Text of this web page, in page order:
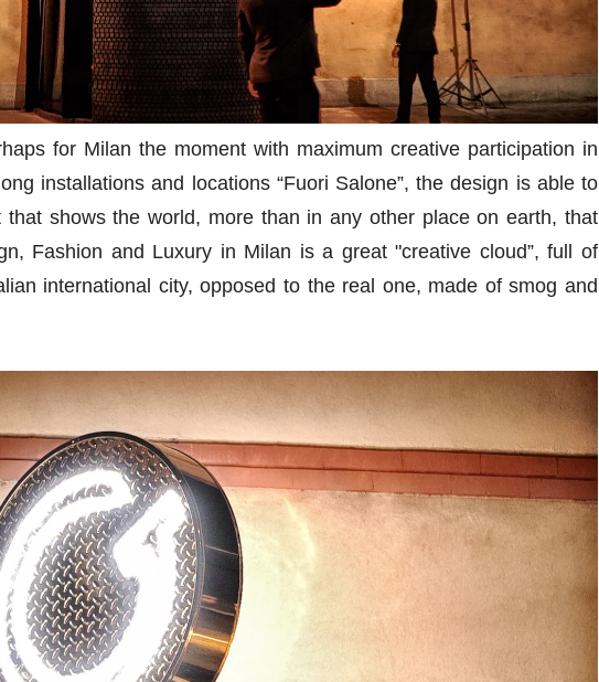
for Milan the moment with maximum creative participation in
installations and locations “Fuori Salone”, the design is able to
shows the world, more than in any other place on earth, that
Fashion and Luxury in Milan is a great "creative cloud”, full of
international city, opposed to the real one, made of smog and